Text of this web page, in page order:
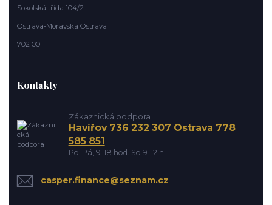
Sokolská třída 104/2
Ostrava-Moravská Ostrava
702 00
Kontakty
Zákaznická podpora
Havířov 736 232 307 Ostrava 778
585 851
Po-Pá, 9-18 hod. So 9-12 h.
casper.finance@seznam.cz